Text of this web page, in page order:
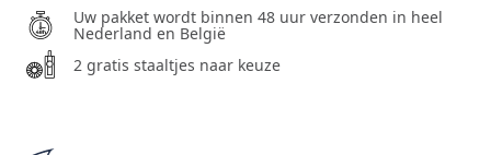
Uw pakket wordt binnen 48 uur verzonden in heel
Nederland en België
2 gratis staaltjes naar keuze